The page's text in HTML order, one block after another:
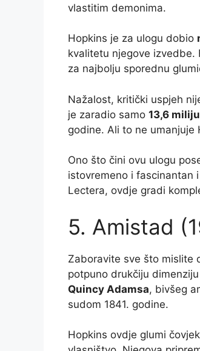
vlastitim demonima.
Hopkins je za ulogu dobio
kvalitetu njegove izvedbe.
za najbolju sporednu
Nažalost, kritički uspjeh
je zaradio samo 13,6
godine. Ali to ne umanjuje
Ono što čini ovu ulogu
istovremeno i fascinantan
Lectera, ovdje gradi
5. Amistad
Zaboravite sve što mislite
potpuno drukčiju
Quincy Adamsa, bivšeg
sudom 1841. godine.
Hopkins ovdje glumi